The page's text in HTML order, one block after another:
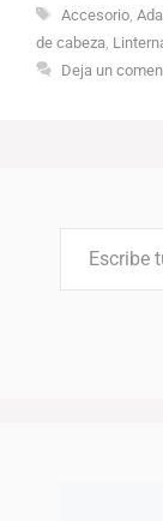
Etiquetas
Accesorio,
de cabeza
Deja un